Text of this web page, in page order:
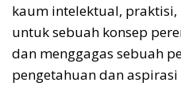
kaum intelektual,
untuk sebuah konsep
dan menggagas sebuah
pengetahuan dan